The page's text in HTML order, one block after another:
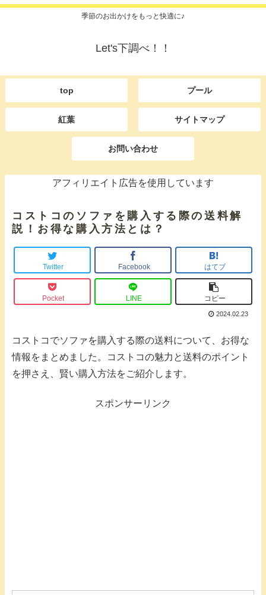
季節のお出かけをもっと快適に♪
Let's下調べ！！
top プール
紅葉 サイトマップ
お問い合わせ
アフィリエイト広告を使用しています
コストコのソファを購入する際の送料解
説！お得な購入方法とは？
Twitter Facebook はてブ
Pocket LINE コピー
2024.02.23
コストコでソファを購入する際の送料について、お得な
情報をまとめました。コストコの魅力と送料のポイント
を押さえ、賢い購入方法をご紹介します。
スポンサーリンク